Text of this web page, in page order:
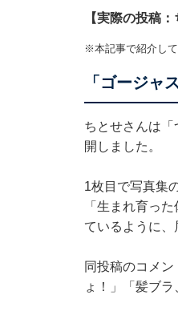
【実際の投稿
※本記事で紹介し
「ゴージャ
ちとせさんは
開しました。
1枚目で写真集
「生まれ育っ
ているように、
同投稿のコメ
ょ！」「髪ブ